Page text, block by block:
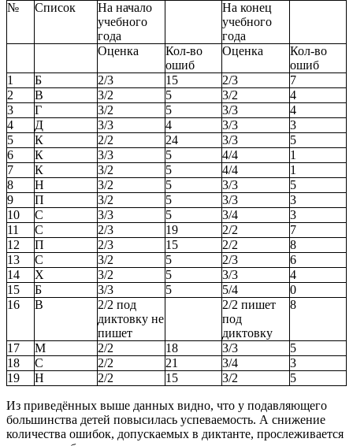
№ Список
На начало
учебного
года
На конец
учебного
года
Оценка
Кол-во
ошиб
Оценка
Кол-во
ошиб
1
Б 2/3 15 2/3
7
2
В 3/2 5 3/2
4
3
Г 3/2 5 3/3
4
4
Д 3/3 4 3/3
3
5
К 2/2 24 3/3
5
6
К 3/3 5 4/4
1
7
К 3/2 5 4/4
1
8
Н 3/2 5 3/3
5
9
П 3/2 5 3/3
3
10
С 3/3 5 3/4
3
11
С 2/3 19 2/2
7
12
П 2/3 15 2/2
8
13
С 3/2 5 2/3
6
14
Х 3/2 5 3/3
4
15
Б 3/3 5 5/4
0
16
В
2/2 под
диктовку не
пишет
2/2 пишет
под
диктовку
8
17 М 2/2 18 3/3
5
18
С 2/2 21 3/4
3
19
Н 2/2 15 3/2 5
Из приведённых выше данных видно, что у подавляющего
большинства детей повысилась успеваемость. А снижение
количества ошибок, допускаемых в диктанте, прослеживается